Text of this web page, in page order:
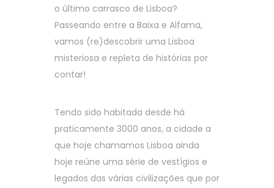
o último carrasco de Lisboa?
Passeando entre a Baixa e Alfama,
vamos (re)descobrir uma Lisboa
misteriosa e repleta de histórias por
contar!
Tendo sido habitada desde há
praticamente 3000 anos, a cidade a
que hoje chamamos Lisboa ainda
hoje reúne uma série de vestígios e
legados das várias civilizações que por